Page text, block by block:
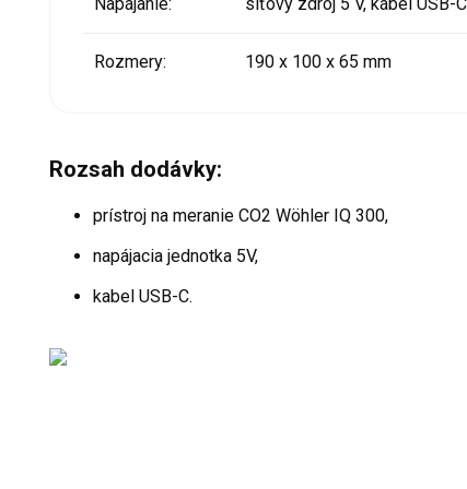
Rozmery: 190 x 100 x 65 mm
Rozsah dodávky:
prístroj na meranie CO2 Wöhler IQ 300,
napájacia jednotka 5V,
kabel USB-C.